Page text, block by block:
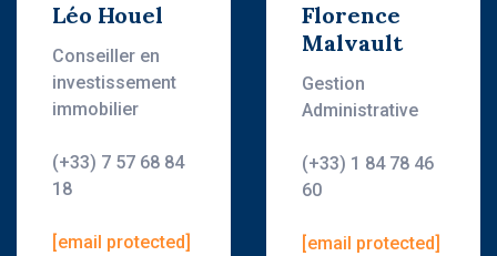
Léo Houel
Conseiller en
investissement
immobilier
(+33) 7 57 68 84
18
[email protected]
Florence
Malvault
Gestion
Administrative
(+33) 1 84 78 46
60
[email protected]